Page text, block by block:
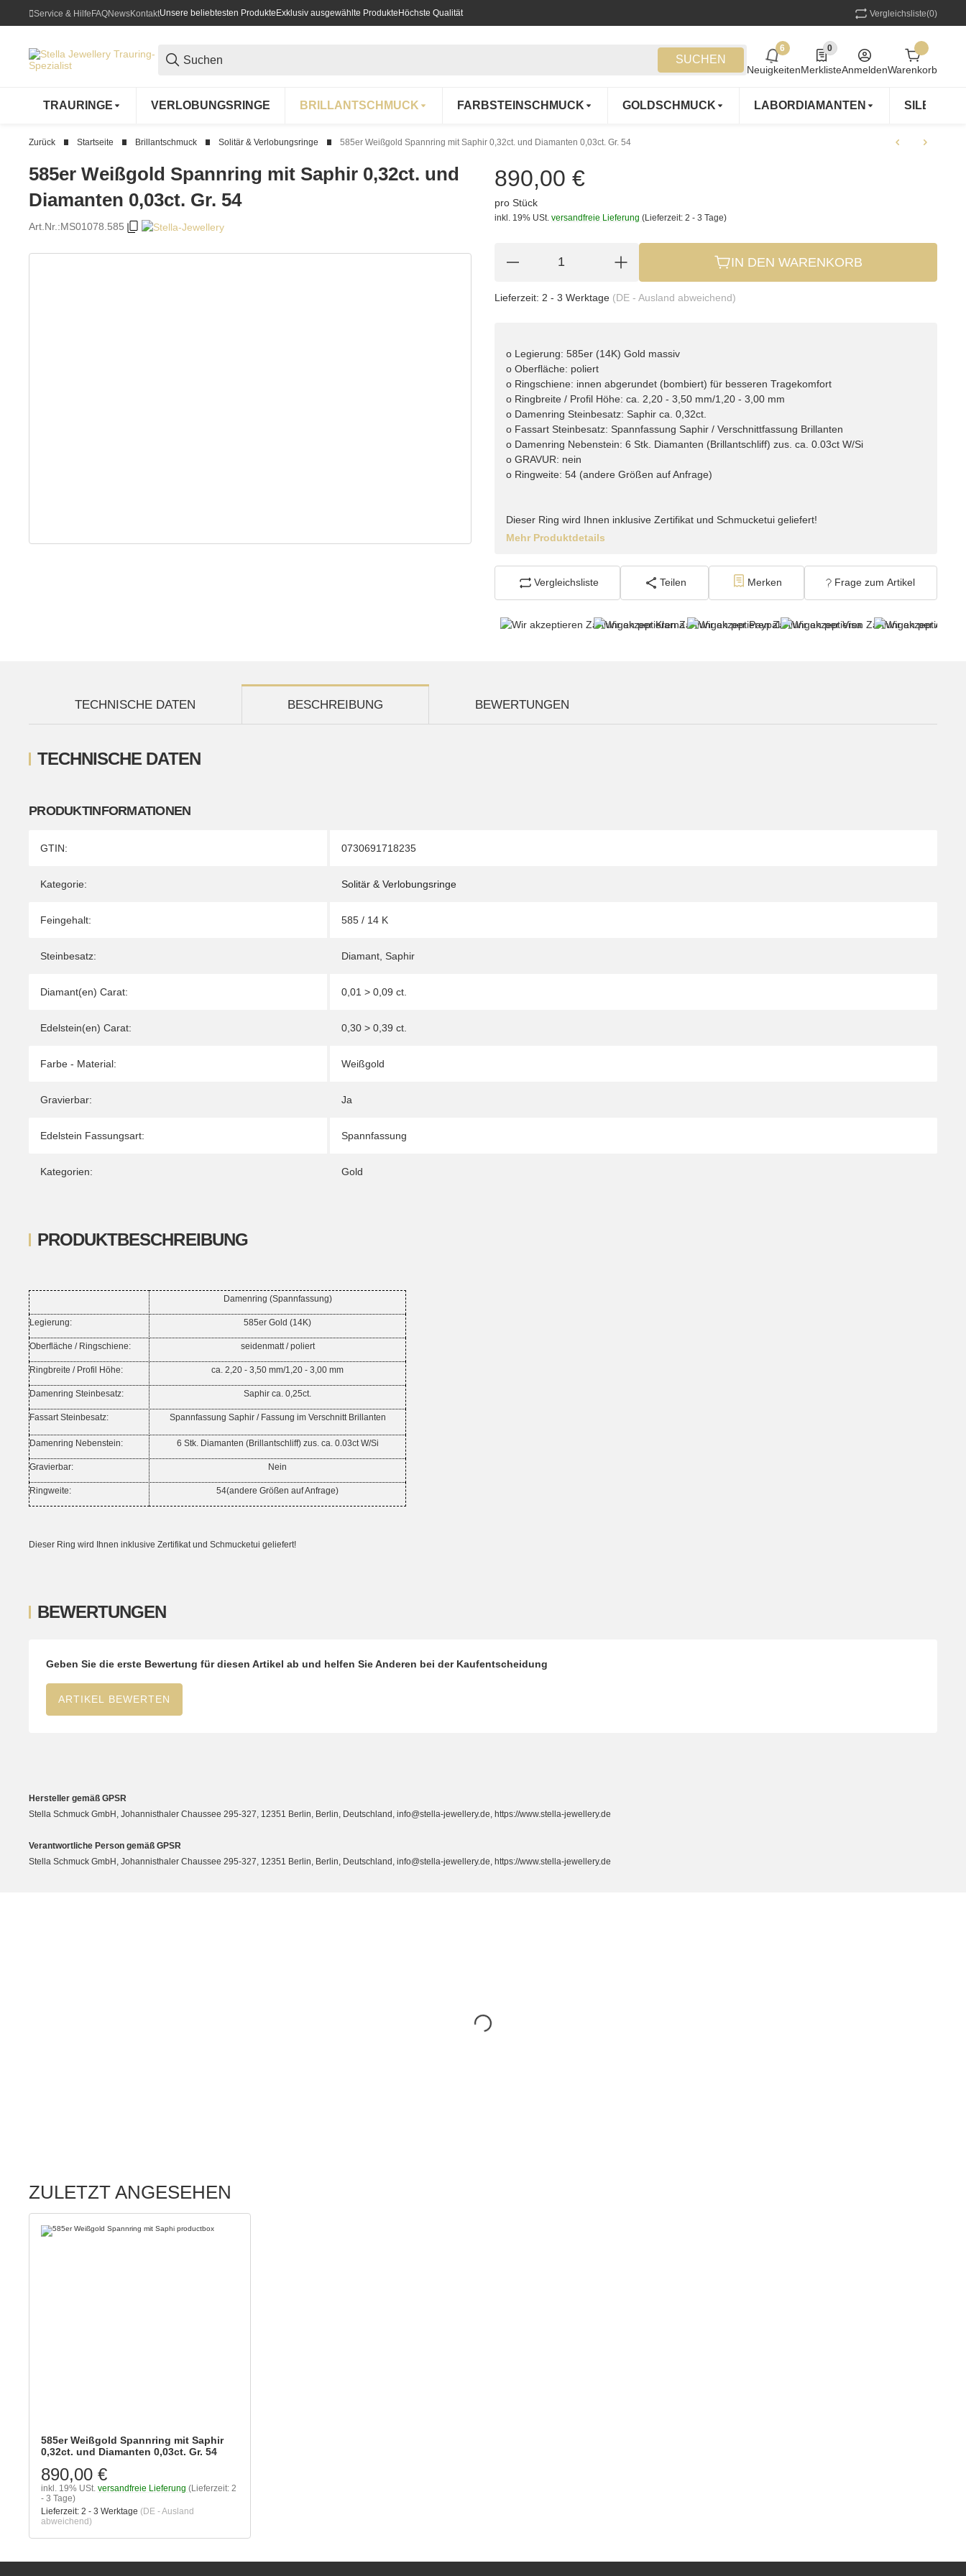
Service & HilfeFAQNewsKontaktUnsere beliebtesten Produkte Exklusiv ausgewählte Produkte Höchste Qualität Vergleichsliste(0)
SUCHEN
6
6 neue Notifizierungen
Neuigkeiten
0
0 Produkte in der Liste
MerklisteAnmeldenWarenkorb
TRAURINGE VERLOBUNGSRINGE BRILLANTSCHMUCK FARBSTEINSCHMUCK GOLDSCHMUCK LABORDIAMANTEN
Zurück Startseite Brillantschmuck Solitär & Verlobungsringe 585er Weißgold Spannring mit Saphir 0,32ct. und Diamanten 0,03ct. Gr. 54
585er Weißgold Spannring mit Saphir 0,32ct. und
Diamanten 0,03ct. Gr. 54
Art.Nr.:MS01078.585
890,00 €
pro Stück
inkl. 19% USt. versandfreie Lieferung (Lieferzeit: 2 - 3 Tage)
IN DEN WARENKORB
Lieferzeit: 2 - 3 Werktage (DE - Ausland abweichend)
o Legierung: 585er (14K) Gold massiv
o Oberfläche: poliert
o Ringschiene: innen abgerundet (bombiert) für besseren Tragekomfort
o Ringbreite / Profil Höhe: ca. 2,20 - 3,50 mm/1,20 - 3,00 mm
o Damenring Steinbesatz: Saphir ca. 0,32ct.
o Fassart Steinbesatz: Spannfassung Saphir / Verschnittfassung Brillanten
o Damenring Nebenstein: 6 Stk. Diamanten (Brillantschliff) zus. ca. 0.03ct W/Si
o GRAVUR: nein
o Ringweite: 54 (andere Größen auf Anfrage)
Dieser Ring wird Ihnen inklusive Zertifikat und Schmucketui geliefert!
Mehr Produktdetails
Vergleichsliste Teilen Merken Frage zum Artikel
TECHNISCHE DATEN BESCHREIBUNG BEWERTUNGEN
TECHNISCHE DATEN
PRODUKTINFORMATIONEN
Produkteigenschaft
Wert
GTIN: 0730691718235
Kategorie: Solitär & Verlobungsringe
Feingehalt: 585 / 14 K
Steinbesatz: Diamant Saphir
Diamant(en) Carat: 0,01 > 0,09 ct.
Edelstein(en) Carat: 0,30 > 0,39 ct.
Farbe - Material: Weißgold
Gravierbar: Ja
Edelstein Fassungsart: Spannfassung
Kategorien: Gold
PRODUKTBESCHREIBUNG
Damenring (Spannfassung)
Legierung: 585er Gold (14K)
Oberfläche /Ringschiene: seidenmatt / poliert
Ringbreite / Profil Höhe: ca. 2,20 - 3,50 mm/1,20 - 3,00 mm
Damenring Steinbesatz: Saphir ca. 0,25ct.
Fassart Steinbesatz: Spannfassung Saphir / Fassung im Verschnitt Brillanten
Damenring Nebenstein: 6 Stk. Diamanten (Brillantschliff) zus. ca. 0.03ct W/Si
Gravierbar: Nein
Ringweite: 54(andere Größen auf Anfrage)
Dieser Ring wird Ihnen inklusive Zertifikat und Schmucketui geliefert!
BEWERTUNGEN
Geben Sie die erste Bewertung für diesen Artikel ab und helfen Sie Anderen bei der Kaufentscheidung
ARTIKEL BEWERTEN
Hersteller gemäß GPSR
Stella Schmuck GmbH, Johannisthaler Chaussee 295-327, 12351 Berlin, Berlin, Deutschland, info@stella-jewellery.de, https://www.stella-jewellery.de
Verantwortliche Person gemäß GPSR
Stella Schmuck GmbH, Johannisthaler Chaussee 295-327, 12351 Berlin, Berlin, Deutschland, info@stella-jewellery.de, https://www.stella-jewellery.de
ZULETZT ANGESEHEN
585er Weißgold Spannring mit Saphir
0,32ct. und Diamanten 0,03ct. Gr. 54
890,00 €
inkl. 19% USt. versandfreie Lieferung (Lieferzeit: 2
- 3 Tage)
Lieferzeit: 2 - 3 Werktage (DE - Ausland
abweichend)